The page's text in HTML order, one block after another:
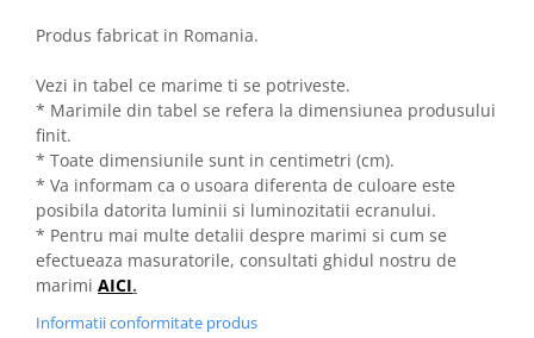
Produs fabricat in Romania.
Vezi in tabel ce marime ti se potriveste.
* Marimile din tabel se refera la dimensiunea produsului
finit.
* Toate dimensiunile sunt in centimetri (cm).
* Va informam ca o usoara diferenta de culoare este
posibila datorita luminii si luminozitatii ecranului.
* Pentru mai multe detalii despre marimi si cum se
efectueaza masuratorile, consultati ghidul nostru de
marimi AICI.
Informatii conformitate produs